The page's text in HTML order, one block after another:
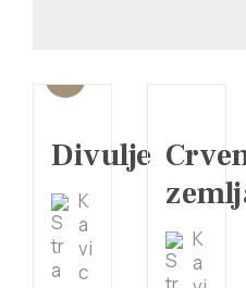
Divulje
K
a
vi
c
K
a